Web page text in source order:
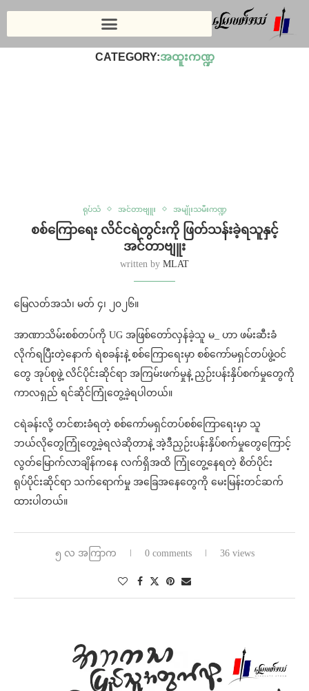
CATEGORY:အထူးကဏ္ဍ
ရုပ်သံ အင်တာဗျူး အမျိုးသမီးကဏ္ဍ
စစ်ကြောရေး လိင်ငရဲတွင်းကို ဖြတ်သန်းခဲ့ရသူနှင့်
အင်တာဗျူး
written by MLAT
မြေလတ်အသံ၊ မတ် ၄၊ ၂၀၂၆။
အာဏာသိမ်းစစ်တပ်ကို UG အဖြစ်တော်လှန်ခဲ့သူ မ
ဟာ ဖမ်းဆီးခံ
လိုက်ရပြီးတဲ့နောက် ရဲစခန်းနဲ့ စစ်ကြောရေးမှာ စစ်ကော်မရှင်တပ်ဖွဲ့ဝင်
တွေ အုပ်စုဖွဲ့ လိင်ပိုင်းဆိုင်ရာ အကြမ်းဖက်မှုနဲ့ ညှဉ်းပန်းနှိပ်စက်မှုတွေကို
ကာလရှည် ရင်ဆိုင်ကြုံတွေ့ခဲ့ရပါတယ်။
ငရဲခန်းလို့ တင်စားခံရတဲ့ စစ်ကော်မရှင်တပ်စစ်ကြောရေးမှာ သူ
ဘယ်လိုတွေကြုံတွေ့ခဲ့ရလဲဆိုတာနဲ့ အဲ့ဒီညှဉ်းပန်းနှိပ်စက်မှုတွေကြောင့်
လွတ်မြောက်လာချိန်ကနေ လက်ရှိအထိ ကြုံတွေ့နေရတဲ့ စိတ်ပိုင်း
ရုပ်ပိုင်းဆိုင်ရာ သက်ရောက်မှု အခြေအနေတွေကို မေးမြန်းတင်ဆက်
ထားပါတယ်။
၅ လ အကြာက 0 comments 36 views